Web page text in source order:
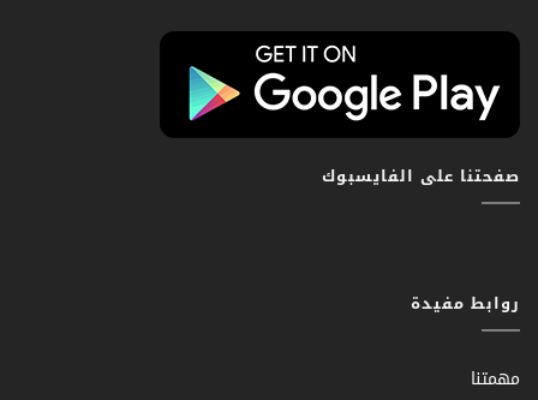
صفحتنا على الفايسبوك
روابط مفيدة
مهمتنا